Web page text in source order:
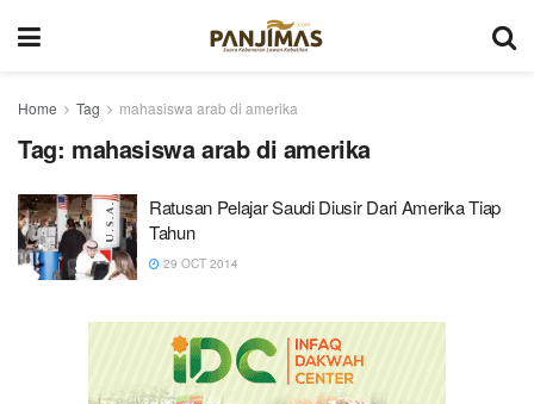
Home Tag mahasiswa arab di amerika
Tag: mahasiswa arab di amerika
Ratusan Pelajar Saudi Diusir Dari Amerika Tiap
Tahun
29 OCT 2014